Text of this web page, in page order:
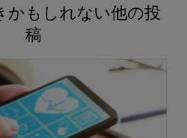
かもしれない他の投
稿